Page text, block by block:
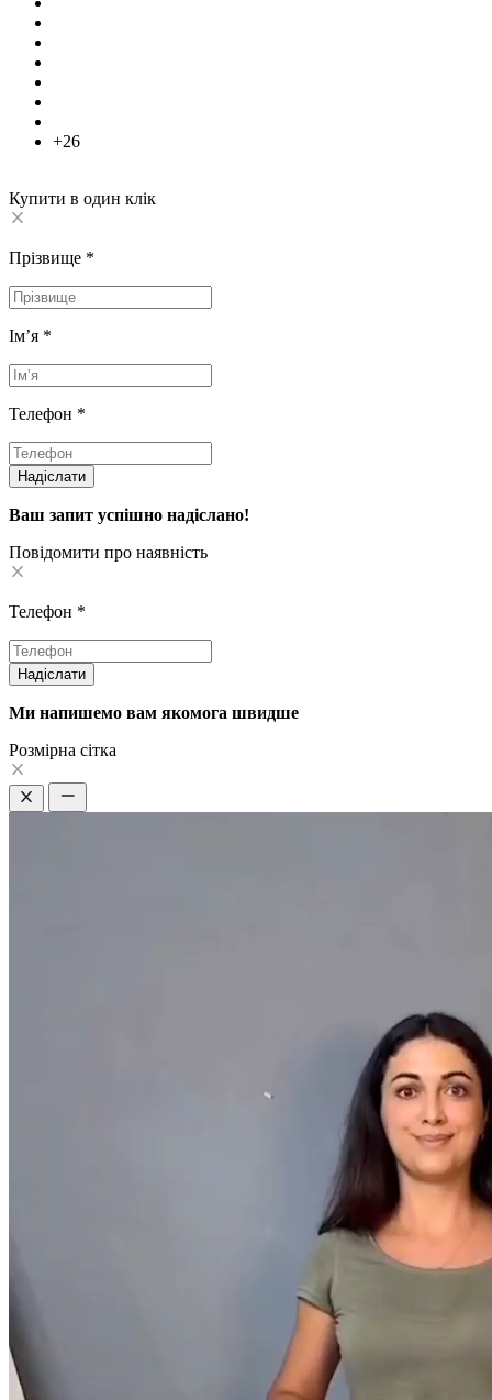
+26
Купити в один клік
Прізвище *
Імʼя *
Телефон *
Надіслати
Ваш запит успішно надіслано!
Повідомити про наявність
Телефон *
Надіслати
Ми напишемо вам якомога швидше
Pозмірна сітка